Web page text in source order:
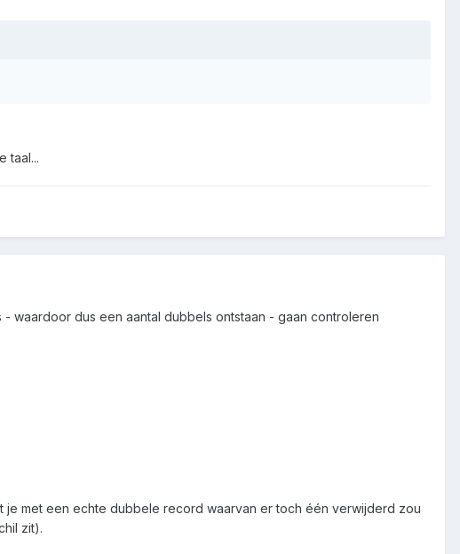
taal...
waardoor dus een aantal dubbels ontstaan - gaan controleren
met een echte dubbele record waarvan er toch één verwijderd zou
zit).